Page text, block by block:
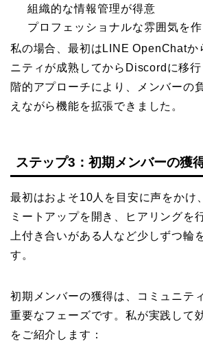
組織的な情報管理が得意
プロフェッショナルな雰囲気を
私の場合、最初はLINE OpenChatか
ニティが成熟してからDiscordに移
階的アプローチにより、メンバーの
えながら機能を拡張できました。
ステップ3：初期メンバーの獲
最初はおよそ10人を目安に声をかけ
ミートアップを開き、ヒアリングを
上付き合いがある人など少しずつ輪
す。
初期メンバーの獲得は、コミュニテ
重要なフェーズです。私が実践して
をご紹介します：